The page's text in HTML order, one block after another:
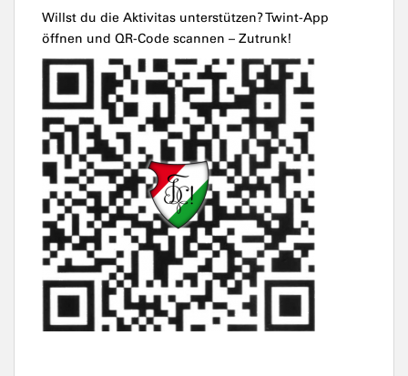
Willst du die Aktivitas unterstützen? Twint-App
öffnen und QR-Code scannen – Zutrunk!